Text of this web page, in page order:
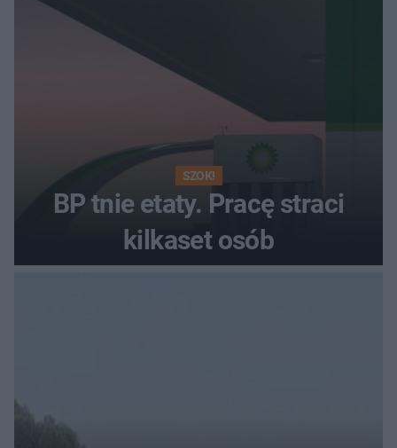
SZOK!
BP tnie etaty. Pracę straci
kilkaset osób